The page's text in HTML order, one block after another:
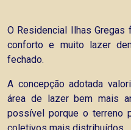
O Residencial Ilhas Gregas
conforto e muito lazer
fechado.
A concepção adotada
área de lazer bem mais
possível porque o terreno